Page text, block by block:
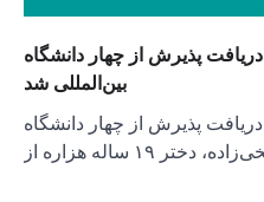
پذیرش از چهار دانشگاه
بین‌المللی شد
پذیرش از چهار دانشگاه